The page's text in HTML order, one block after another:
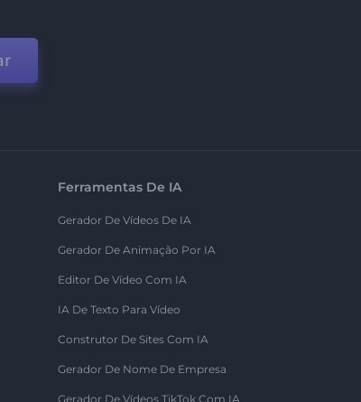
Ferramentas De IA
Gerador De Vídeos De IA
Gerador De Animação Por IA
Editor De Vídeo Com IA
IA De Texto Para Vídeo
Construtor De Sites Com IA
Gerador De Nome De Empresa
Gerador De Vídeos TikTok Com IA